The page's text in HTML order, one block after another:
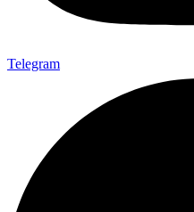
Telegram